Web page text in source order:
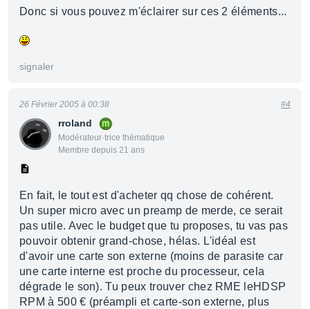
Donc si vous pouvez m'éclairer sur ces 2 éléments...
signaler
rroland
Modérateur·trice thématique
Membre depuis 21 ans
26 Février 2005 à 00:38 #4
En fait, le tout est d'acheter qq chose de cohérent.
Un super micro avec un preamp de merde, ce serait
pas utile. Avec le budget que tu proposes, tu vas pas
pouvoir obtenir grand-chose, hélas. L'idéal est
d'avoir une carte son externe (moins de parasite car
une carte interne est proche du processeur, cela
dégrade le son). Tu peux trouver chez RME leHDSP
RPM à 500 € (préampli et carte-son externe, plus